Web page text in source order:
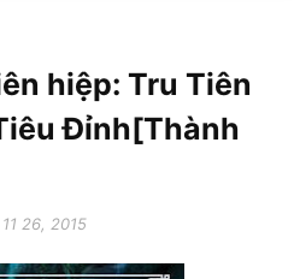
hiệp: Tru Tiên
Đỉnh[Thành
26, 2015